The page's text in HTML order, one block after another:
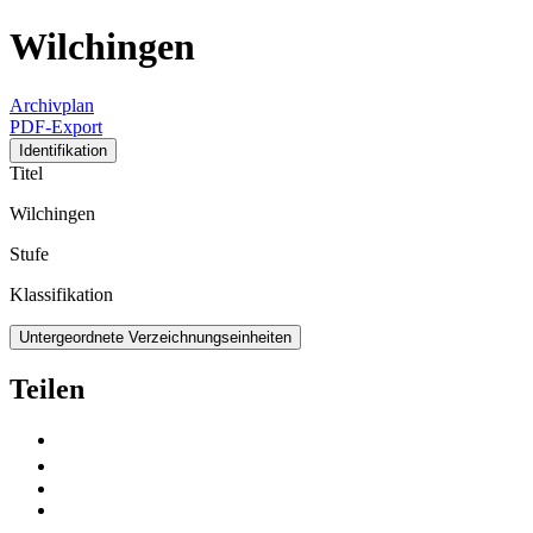
Wilchingen
Archivplan
PDF-Export
Identifikation
Titel
Wilchingen
Stufe
Klassifikation
Untergeordnete Verzeichnungseinheiten
Teilen